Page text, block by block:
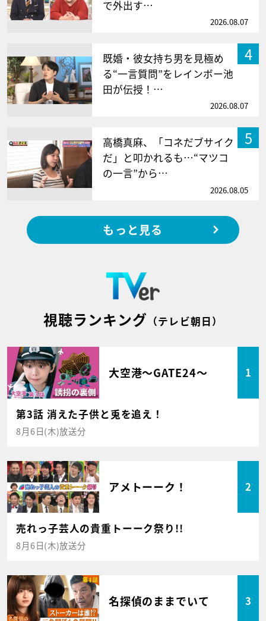
で外出す…
2026.08.07
4
既婚・彼女持ち男を見極め
る“一言質問”をレインボー池
田が伝授！…
2026.08.07
5
高橋真麻、「コネだブサイク
だ」と叩かれるも…“マツコ
の一言”から…
2026.08.05
もっと見る
視聴ランキング （テレビ朝日）
大空港～GATE24～ 1
第3話 消えた子供と兎を追え！
8月6日(木)放送分
アメトーーク！ 2
売れっ子芸人の貴重トーーク祭り!!
8月6日(木)放送分
名探偵のままでいて 3